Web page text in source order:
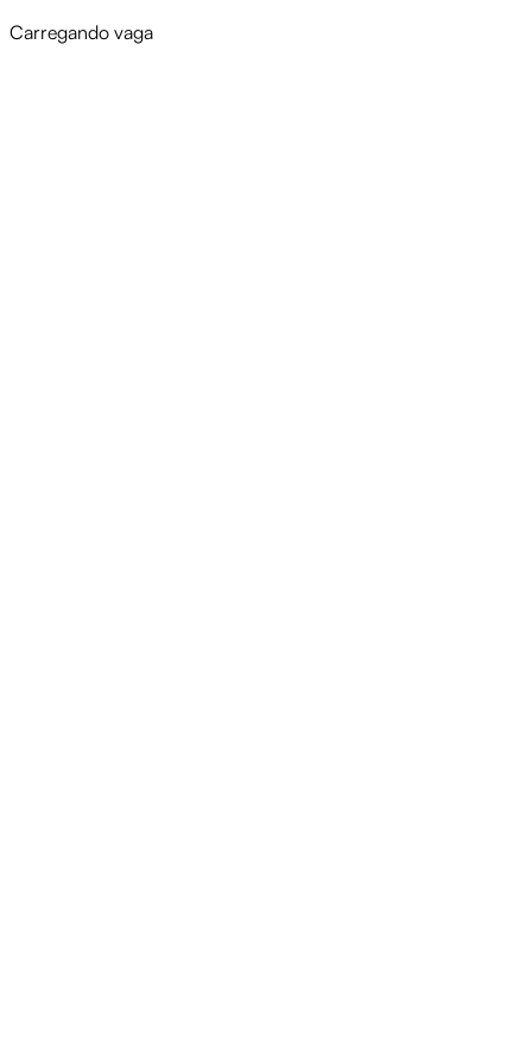
Carregando vaga